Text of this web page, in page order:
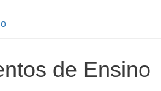
de Ensino